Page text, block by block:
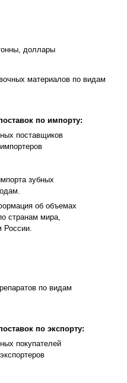
доллары
материалов по видам
по импорту:
поставщиков
зубных
об объемах
странам мира,
России.
по видам
по экспорту:
покупателей